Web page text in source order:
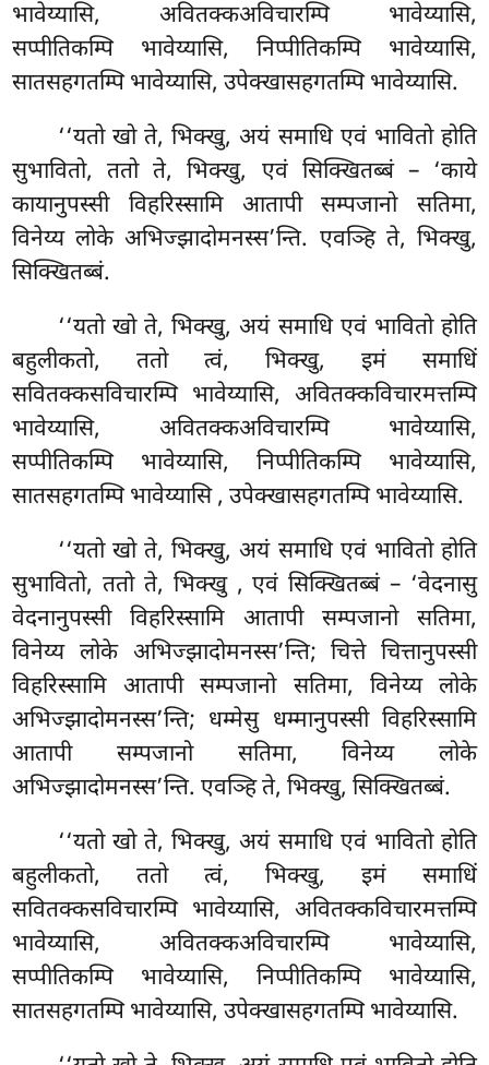
भावेय्यासि, अवितक्कअविचारम्पि भावेय्यासि,
सप्पीतिकम्पि भावेय्यासि, निप्पीतिकम्पि भावेय्यासि,
सातसहगतम्पि भावेय्यासि, उपेक्खासहगतम्पि भावेय्यासि.
‘‘यतो खो ते, भिक्खु, अयं समाधि एवं भावितो होति
सुभावितो, ततो ते, भिक्खु, एवं सिक्खितब्बं – ‘काये
कायानुपस्सी विहरिस्सामि आतापी सम्पजानो सतिमा,
विनेय्य लोके अभिज्झादोमनस्स’न्ति. एवञ्हि ते, भिक्खु,
सिक्खितब्बं.
‘‘यतो खो ते, भिक्खु, अयं समाधि एवं भावितो होति
बहुलीकतो, ततो त्वं, भिक्खु, इमं समाधिं
सवितक्कसविचारम्पि भावेय्यासि, अवितक्कविचारमत्तम्पि
भावेय्यासि, अवितक्कअविचारम्पि भावेय्यासि,
सप्पीतिकम्पि भावेय्यासि, निप्पीतिकम्पि भावेय्यासि,
सातसहगतम्पि भावेय्यासि, उपेक्खासहगतम्पि भावेय्यासि.
‘‘यतो खो ते, भिक्खु, अयं समाधि एवं भावितो होति
सुभावितो, ततो ते, भिक्खु , एवं सिक्खितब्बं – ‘वेदनासु
वेदनानुपस्सी विहरिस्सामि आतापी सम्पजानो सतिमा,
विनेय्य लोके अभिज्झादोमनस्स’न्ति; चित्ते चित्तानुपस्सी
विहरिस्सामि आतापी सम्पजानो सतिमा, विनेय्य लोके
अभिज्झादोमनस्स’न्ति; धम्मेसु धम्मानुपस्सी विहरिस्सामि
आतापी सम्पजानो सतिमा, विनेय्य लोके
अभिज्झादोमनस्स’न्ति. एवञ्हि ते, भिक्खु, सिक्खितब्बं.
‘‘यतो खो ते, भिक्खु, अयं समाधि एवं भावितो होति
बहुलीकतो, ततो त्वं, भिक्खु, इमं समाधिं
सवितक्कसविचारम्पि भावेय्यासि, अवितक्कविचारमत्तम्पि
भावेय्यासि, अवितक्कअविचारम्पि भावेय्यासि,
सप्पीतिकम्पि भावेय्यासि, निप्पीतिकम्पि भावेय्यासि,
सातसहगतम्पि भावेय्यासि, उपेक्खासहगतम्पि भावेय्यासि.